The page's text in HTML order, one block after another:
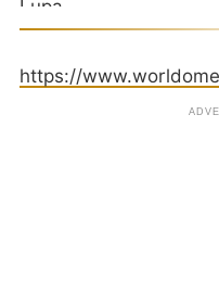
https://